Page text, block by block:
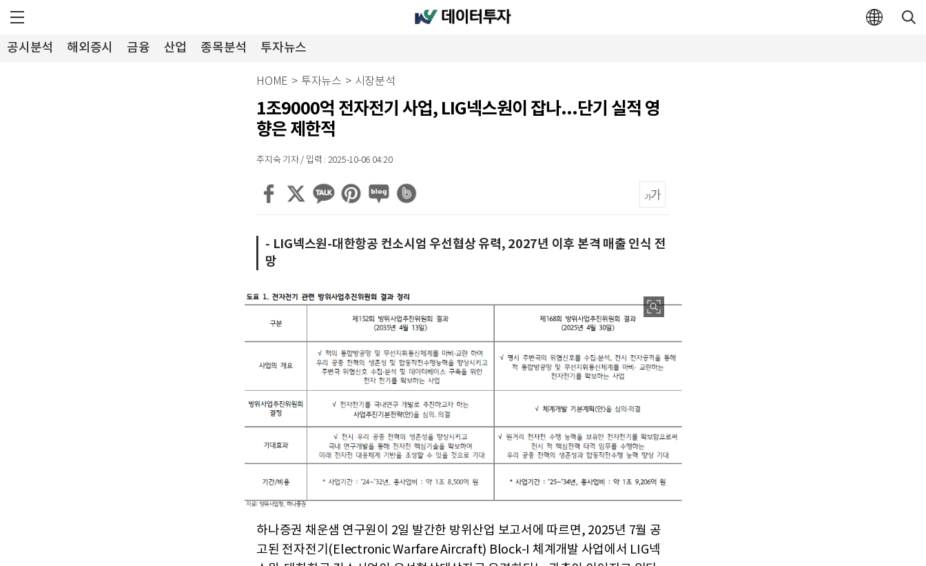
공시분석 해외증시 금융 산업 종목분석 투자뉴스
HOME > 투자뉴스 > 시장분석
1조9000억 전자전기 사업, LIG넥스원이 잡나...단기 실적 영
향은 제한적
주지숙 기자 / 입력 : 2025-10-06 04:20
- LIG넥스원-대한항공 컨소시엄 우선협상 유력, 2027년 이후 본격 매출 인식 전
망
하나증권 채운샘 연구원이 2일 발간한 방위산업 보고서에 따르면, 2025년 7월 공
고된 전자전기(Electronic Warfare Aircraft) Block-I 체계개발 사업에서 LIG넥